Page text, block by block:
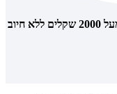
עלות שליח לבית הלקוח 50 שקלים, בהזמנות מעל 2000 שקלים ללא חיוב